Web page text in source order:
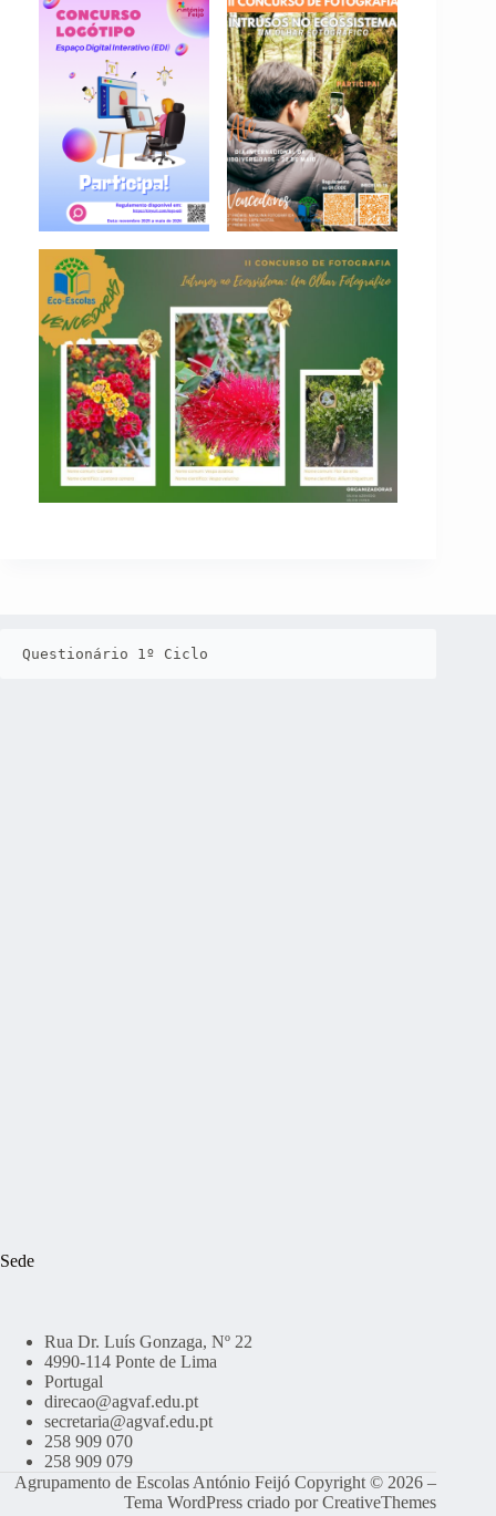
Questionário 1º Ciclo
Sede
Rua Dr. Luís Gonzaga, Nº 22
4990-114 Ponte de Lima
Portugal
direcao@agvaf.edu.pt
secretaria@agvaf.edu.pt
258 909 070
258 909 079
Agrupamento de Escolas António Feijó Copyright © 2026 –
Tema WordPress criado porCreativeThemes